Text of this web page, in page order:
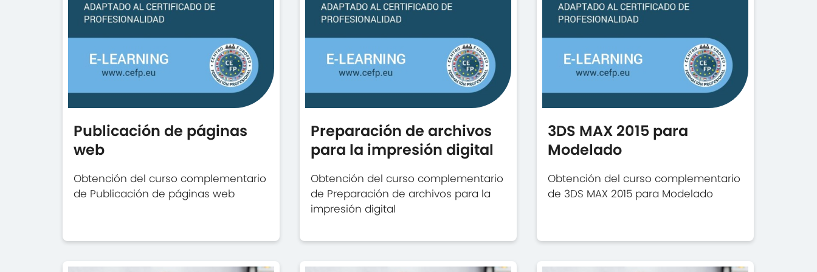
Publicación de páginas
web
Obtención del curso complementario
de Publicación de páginas web
Preparación de archivos
para la impresión digital
Obtención del curso complementario
de Preparación de archivos para la
impresión digital
3DS MAX 2015 para
Modelado
Obtención del curso complementario
de 3DS MAX 2015 para Modelado